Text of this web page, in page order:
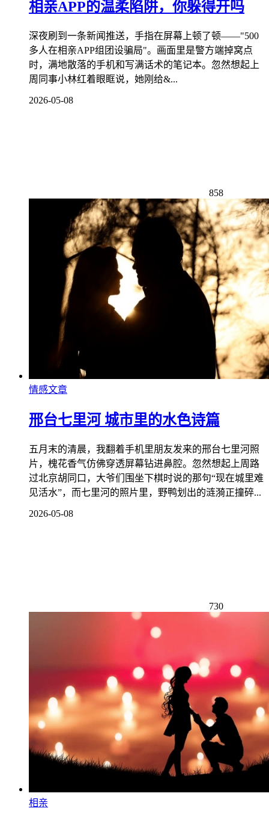
相亲APP的温柔陷阱，你躲得开吗
深夜刷到一条新闻推送，手指在屏幕上顿了顿——"500
多人在相亲APP组团设骗局"。画面里是警方端掉窝点
时，满地散落的手机和写满话术的笔记本。忽然想起上
周同事小林红着眼眶说，她刚给&...
2026-05-08
858
情感文章
邢台七里河 城市里的水色诗篇
五月末的清晨，我翻着手机里朋友发来的邢台七里河照
片，槐花香气仿佛穿透屏幕钻进鼻腔。忽然想起上周路
过北京胡同口，大爷们围坐下棋时说的那句“现在城里难
见活水”，而七里河的照片里，野鸭划出的涟漪正撞碎...
2026-05-08
730
相亲